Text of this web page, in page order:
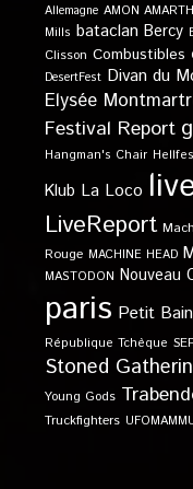
Allemagne AMON AMARTH
Mills bataclan Bercy
Clisson Combustibles
DesertFest Divan du
Elysée
Festival Report
Hangman's Chair
Klub La Loco
LiveReport
Rouge MACHINE HEAD
MASTODON Nouveau
paris Petit Bain
République Tchèque
Stoned
Young Gods
Truckfighters